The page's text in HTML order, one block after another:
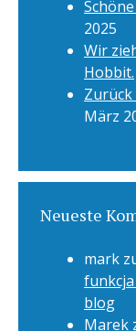
2025
Wir
Hobbit.
März
Neueste
mark
blog
Marek